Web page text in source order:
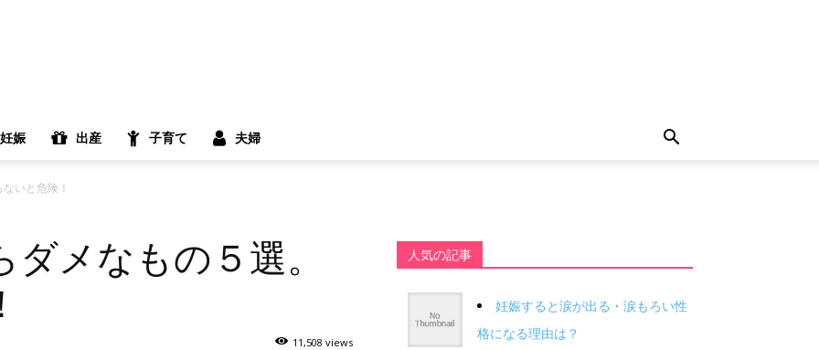
妊娠 出産 子育て 夫婦
いと危険！
メなもの５選。
11,508 views
人気の記事
妊娠すると涙が出る・涙もろい性
格になる理由は？